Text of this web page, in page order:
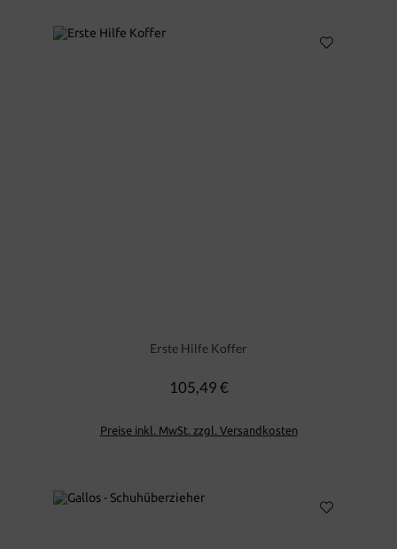
Erste Hilfe Koffer
Regulärer Preis:
105,49 €
Preise inkl. MwSt. zzgl. Versandkosten